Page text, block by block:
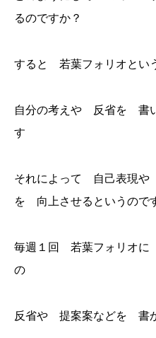
るのですか？
すると 若葉フォリオと
自分の考えや 反省を 書
す
それによって 自己表現や
を 向上させるというので
毎週１回 若葉フォリオ
の
反省や 提案案などを 書